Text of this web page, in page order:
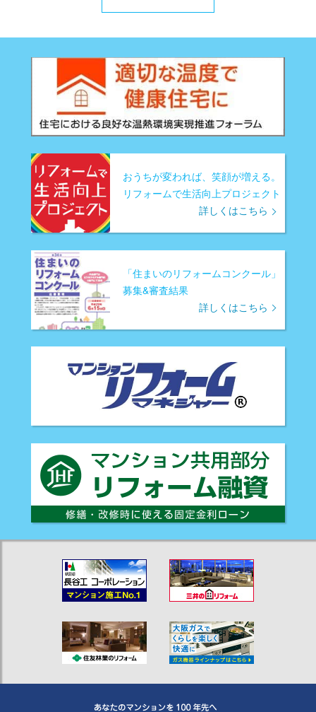
おうちが変われば、笑顔が増える。
リフォームで生活向上プロジェクト
詳しくはこちら
「住まいのリフォームコンクール」
募集&審査結果
詳しくはこちら